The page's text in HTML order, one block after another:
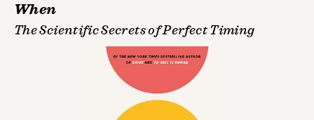
onderstaande editie.
When
The Scientific Secrets of Perfect Timing